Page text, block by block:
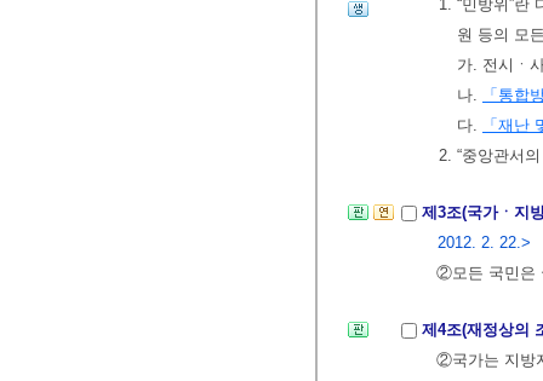
1. “민방위”란
원 등의 모
가. 전시ㆍ
나.
「통합
다.
「재난
2. “중앙관서
제3조(국가ㆍ지
2012. 2. 22.>
②모든 국민은
제4조(재정상의
②국가는 지방